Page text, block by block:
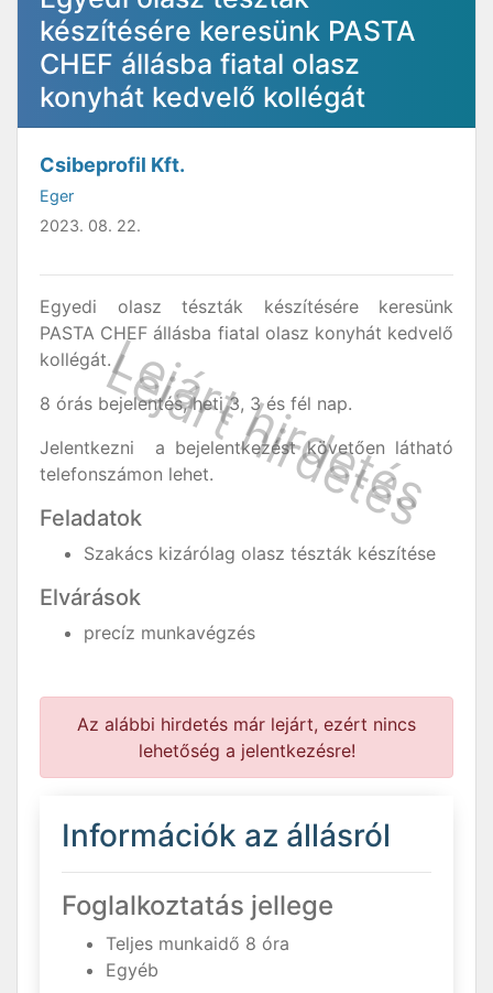
készítésére keresünk PASTA
CHEF állásba fiatal olasz
konyhát kedvelő kollégát
Csibeprofil Kft.
Eger
2023. 08. 22.
Egyedi olasz tészták készítésére keresünk
PASTA CHEF állásba fiatal olasz konyhát kedvelő
kollégát.
8 órás bejelentés, heti 3, 3 és fél nap.
Jelentkezni a bejelentkezést követően látható
telefonszámon lehet.
Feladatok
Szakács kizárólag olasz tészták készítése
Elvárások
precíz munkavégzés
Az alábbi hirdetés már lejárt, ezért nincs
lehetőség a jelentkezésre!
Információk az állásról
Foglalkoztatás jellege
Teljes munkaidő 8 óra
Egyéb